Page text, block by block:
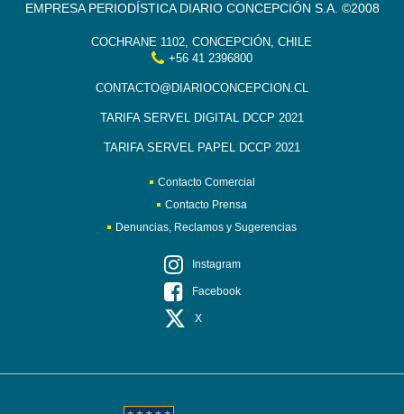
EMPRESA PERIODÍSTICA DIARIO CONCEPCIÓN S.A. ©2008
COCHRANE 1102, CONCEPCIÓN, CHILE
+56 41 2396800
CONTACTO@DIARIOCONCEPCION.CL
TARIFA SERVEL DIGITAL DCCP 2021
TARIFA SERVEL PAPEL DCCP 2021
Contacto Comercial
Contacto Prensa
Denuncias, Reclamos y Sugerencias
Instagram
Facebook
X